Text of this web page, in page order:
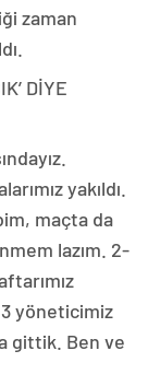
zaman
DİYE
yakıldı.
maçta da
lazım. 2-
3 yöneticimiz
gittik. Ben ve